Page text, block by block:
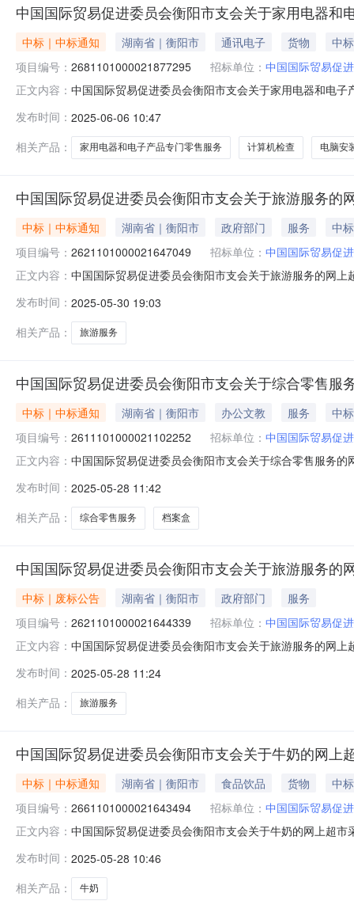
中国国际贸易促进委员会衡阳市支会关于家用电器
中标｜中标通知 湖南省｜衡阳市 通讯电子 货物
中
项目编号： 2681101000021877295 招标单位： 中国国际贸易促
正文内容： 中国国际贸易促进委员会衡阳市支会关于家用电器和电
话:/采购计划信息：项目所在行政区划编码:430499项目
发布时间： 2025-06-06 10:47
相关产品：
家用电器和电子产品专门零售服务 计算机检查 电脑安
中国国际贸易促进委员会衡阳市支会关于旅游服务的
中标｜中标通知 湖南省｜衡阳市 政府部门 服务
中
项目编号： 2621101000021647049 招标单位： 中国国际贸易促
正文内容： 中国国际贸易促进委员会衡阳市支会关于旅游服务的网
码:430499项目所在行政区划名称:衡阳市本级报价起止
发布时间： 2025-05-30 19:03
相关产品：
旅游服务
中国国际贸易促进委员会衡阳市支会关于综合零售服
中标｜中标通知 湖南省｜衡阳市 办公文教 服务
中
项目编号： 2611101000021102252 招标单位： 中国国际贸易促
正文内容： 中国国际贸易促进委员会衡阳市支会关于综合零售服务
码:430499项目所在行政区划名称:衡阳市本级报价起止
发布时间： 2025-05-28 11:42
相关产品：
综合零售服务 档案盒
中国国际贸易促进委员会衡阳市支会关于旅游服务的
中标｜废标公告 湖南省｜衡阳市 政府部门
服务
项目编号： 2621101000021644339 招标单位： 中国国际贸易促
正文内容： 中国国际贸易促进委员会衡阳市支会关于旅游服务的网
因类型:信息填写-错误，重新下单补充说明:信息填写-错
促会联系人：联系电话：传
发布时间： 2025-05-28 11:24
相关产品：
旅游服务
中国国际贸易促进委员会衡阳市支会关于牛奶的网上
中标｜中标通知 湖南省｜衡阳市 食品饮品 货物
中
项目编号： 2661101000021643494 招标单位： 中国国际贸易促
正文内容： 中国国际贸易促进委员会衡阳市支会关于牛奶的网上超
在行政区划名称:衡阳市本级报价起止时间:-二、采购单
发布时间： 2025-05-28 10:46
相关产品：
牛奶